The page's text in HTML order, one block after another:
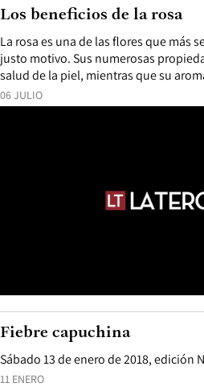
06 JULIO
La rosa es una de las flores que más
justo motivo. Sus numerosas
salud de la piel, mientras que su
Los beneficios de la rosa
11 ENERO
Sábado 13 de enero de 2018, edición
Fiebre capuchina